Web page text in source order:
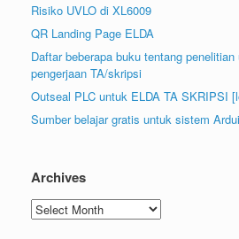
Risiko UVLO di XL6009
QR Landing Page ELDA
Daftar beberapa buku tentang
pengerjaan TA/skripsi
Outseal PLC untuk ELDA TA SKRIPSI
Sumber belajar gratis untuk sistem
Archives
Archives